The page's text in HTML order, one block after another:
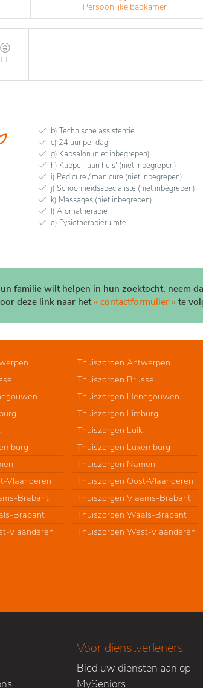
Persoonlijke badkamer
Lift
b) Technische assistentie
c) 24 uur per dag
g) Kapsalon (niet inbegrepen)
h) Kapper 'aan huis' (niet inbegrepen)
i) Pedicure / manicure (niet inbegrepen)
j) Schoonheidsspecialiste (niet inbegrepen)
k) Massages (niet inbegrepen)
l) Aromatherapie
o) Fysiotherapieruimte
familie wilt helpen in hun zoektocht, neem
deze link naar het « contactformulier » te
Vlaanderen
Brabant
Brabant
Vlaanderen
Thuiszorgen Antwerpen
Thuiszorgen Brussel
Thuiszorgen Henegouwen
Thuiszorgen Limburg
Thuiszorgen Luik
Thuiszorgen Luxemburg
Thuiszorgen Namen
Thuiszorgen Oost-Vlaanderen
Thuiszorgen Vlaams-Brabant
Thuiszorgen Waals-Brabant
Thuiszorgen West-Vlaanderen
Voor dienstverleners
Bied uw diensten aan op
MySeniors